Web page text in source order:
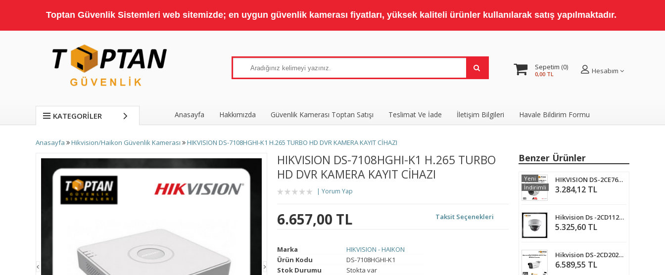
Toptan Güvenlik Sistemleri web sitemizde; en uygun güvenlik kamerası fiyatları, yüksek kaliteli ürünler kullanılarak satış yapılmaktadır.
Sepetim 0
0,00 TL Hesabım
KATEGORILER Anasayfa Hakkımızda Güvenlik Kamerası Toptan Satışı Teslimat Ve İade İletişim Bilgileri Havale Bildirim Formu
Anasayfa Hikvision/Haikon Güvenlik Kamerası HIKVISION DS-7108HGHI-K1 H.265 TURBO HD DVR KAMERA KAYIT CİHAZI
HIKVISION DS-7108HGHI-K1 H.265 TURBO
HD DVR KAMERA KAYIT CİHAZI
Yorum Yap
6.657,00 TL Taksit Seçenekleri
Marka
HIKVISION - HAIKON
Ürün Kodu
DS-7108HGHI-K1
Stok Durumu
Stokta var
Benzer Ürünler
HIKVISION DS-2CE76D0T-ITPFS 2.0 MP HD TVI 4 in 1 SESLİ DOME GÜVENLİK KAMERASI
3.284,12 TL
Yeni
İndirimli
Hikvision Ds -2CD1123G0F-I 2mp Ip Network Dome Kamera
5.325,60 TL
Hikvision DS-2CD2021G1-I 2MP IP Mini IR Bullet Kamera
6.589,55 TL